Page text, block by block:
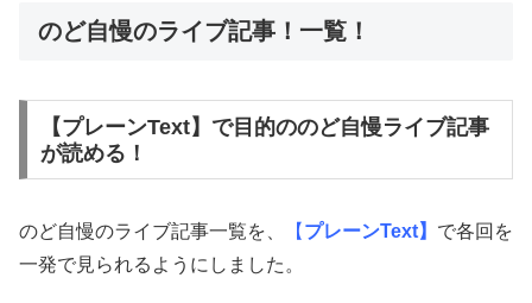
のど自慢のライブ記事！一覧！
【プレーンText】で目的ののど自慢ライブ記事
が読める！
のど自慢のライブ記事一覧を、 【 プレーンText】 で各回を
一発で見られるようにしました。